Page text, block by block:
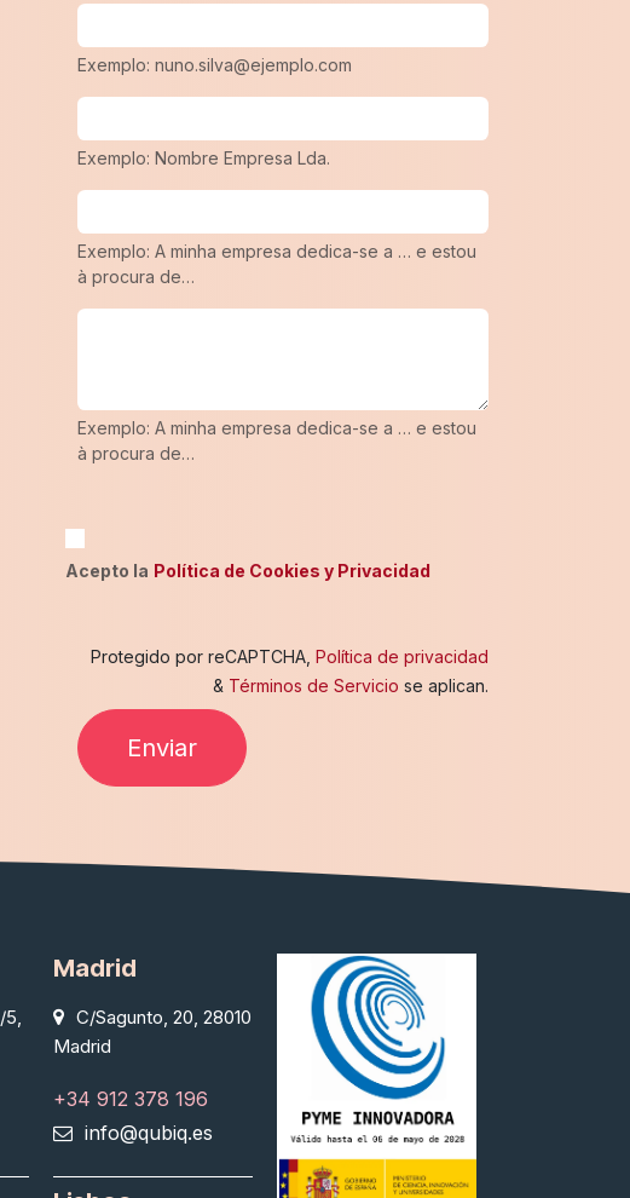
Exemplo: nuno.silva@ejemplo.com
Exemplo: Nombre Empresa Lda.
Exemplo: A minha empresa dedica-se a … e estou
à procura de…
Exemplo: A minha empresa dedica-se a … e estou
à procura de…
Acepto la Política de Cookies y Privacidad
Protegido por reCAPTCHA, Política de privacidad
& Términos de Servicio se aplican.
Enviar
5,
Madrid
C/Sagunto, 20, 28010
Madrid
+34 912 378 196
info@qubiq.es